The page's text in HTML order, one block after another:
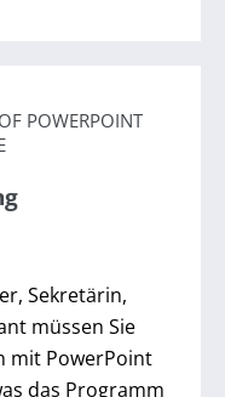
POWERPOINT
Sekretärin,
müssen Sie
mit PowerPoint
das Programm